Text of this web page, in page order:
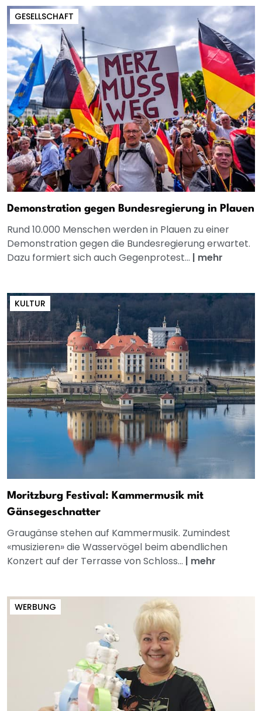
GESELLSCHAFT
Demonstration gegen Bundesregierung in Plauen
Rund 10.000 Menschen werden in Plauen zu einer
Demonstration gegen die Bundesregierung erwartet.
Dazu formiert sich auch Gegenprotest... | mehr
KULTUR
Moritzburg Festival: Kammermusik mit
Gänsegeschnatter
Graugänse stehen auf Kammermusik. Zumindest
«musizieren» die Wasservögel beim abendlichen
Konzert auf der Terrasse von Schloss... | mehr
WERBUNG